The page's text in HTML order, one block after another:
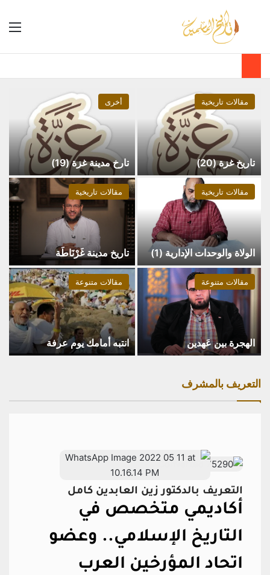
مقالات تاريخية
تاريخ غزة (20)
أخرى
تارخ مدينة غزة (19)
مقالات تاريخية
الولاة والوحدات الإدارية (1)
مقالات تاريخية
تاريخ مدينة غَرْنَاطَة
مقالات متنوعة
الهجرة بين عَهدين
مقالات متنوعة
انتبه أمامك يوم عرفة
التعريف بالمشرف
التعريف بالدكتور زين العابدين كامل
أكاديمي متخصص في
التاريخ الإسلامي.. وعضو
اتحاد المؤرخين العرب